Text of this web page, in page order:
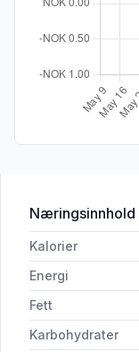
Næringsinnhold
Kalorier
Energi
Fett
Karbohydrater